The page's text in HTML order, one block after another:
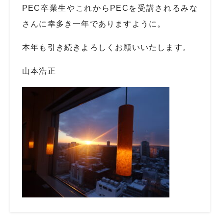
PEC卒業生やこれからPECを受講されるみな
さんに幸多き一年でありますように。
本年も引き続きよろしくお願いいたします。
山本浩正